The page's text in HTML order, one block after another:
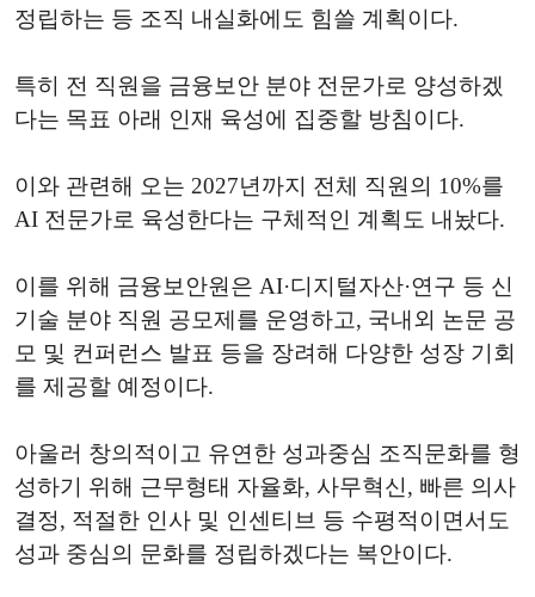
정립하는 등 조직 내실화에도 힘쓸 계획이다.
특히 전 직원을 금융보안 분야 전문가로 양성하겠
다는 목표 아래 인재 육성에 집중할 방침이다.
이와 관련해 오는 2027년까지 전체 직원의 10%를
AI 전문가로 육성한다는 구체적인 계획도 내놨다.
이를 위해 금융보안원은 AI·디지털자산·연구 등 신
기술 분야 직원 공모제를 운영하고, 국내외 논문 공
모 및 컨퍼런스 발표 등을 장려해 다양한 성장 기회
를 제공할 예정이다.
아울러 창의적이고 유연한 성과중심 조직문화를 형
성하기 위해 근무형태 자율화, 사무혁신, 빠른 의사
결정, 적절한 인사 및 인센티브 등 수평적이면서도
성과 중심의 문화를 정립하겠다는 복안이다.